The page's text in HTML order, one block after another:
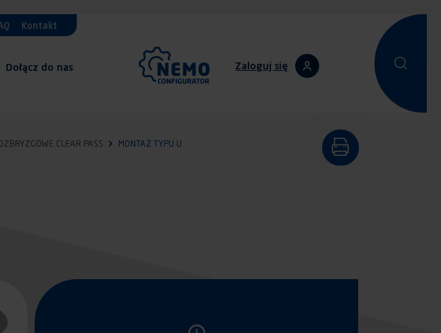
Kontakt
Dołącz do nas Zaloguj się
CLEAR PASS MONTAŻ TYPU U